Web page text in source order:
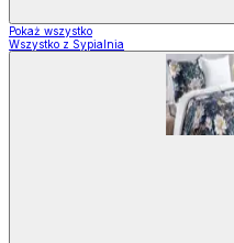
Pokaż wszystko
Wszystko z Sypialnia